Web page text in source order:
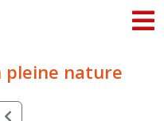
pleine nature